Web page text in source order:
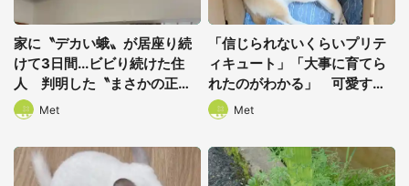
都道府選択
家に〝デカい蛾〟が居座り続
けて3日間...ビビり続けた住
人 判明した〝まさかの正
体〟に14万人も困惑
Met
「信じられないくらいプリテ
ィキュート」「大事に育てら
れたのがわかる」 可愛すぎ
る〝箱入り娘〟が6.7万人を魅
了
Met